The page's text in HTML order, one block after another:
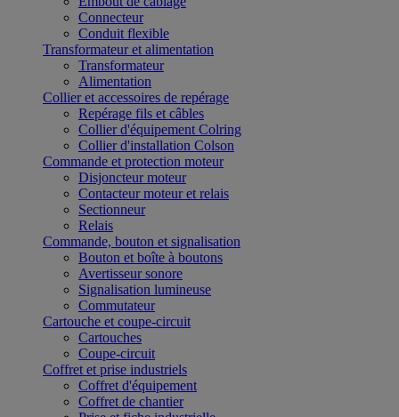
Connecteur
Conduit flexible
Transformateur et alimentation
Transformateur
Alimentation
Collier et accessoires de repérage
Repérage fils et câbles
Collier d'équipement Colring
Collier d'installation Colson
Commande et protection moteur
Disjoncteur moteur
Contacteur moteur et relais
Sectionneur
Relais
Commande, bouton et signalisation
Bouton et boîte à boutons
Avertisseur sonore
Signalisation lumineuse
Commutateur
Cartouche et coupe-circuit
Cartouches
Coupe-circuit
Coffret et prise industriels
Coffret d'équipement
Coffret de chantier